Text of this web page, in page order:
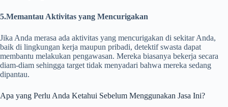
5.Memantau Aktivitas yang Mencurigakan
Jika Anda merasa ada aktivitas yang mencurigakan di sekitar Anda,
baik di lingkungan kerja maupun pribadi, detektif swasta dapat
membantu melakukan pengawasan. Mereka biasanya bekerja secara
diam-diam sehingga target tidak menyadari bahwa mereka sedang
dipantau.
Apa yang Perlu Anda Ketahui Sebelum Menggunakan Jasa Ini?